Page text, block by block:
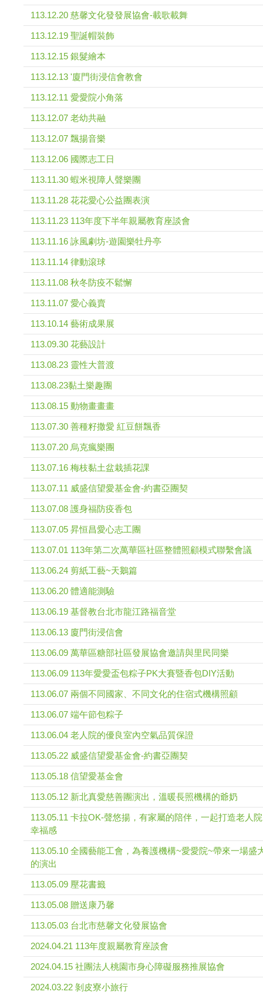
113.12.20 慈馨文化發發展協會-載歌載舞
113.12.19 聖誕帽裝飾
113.12.15 銀髮繪本
113.12.13 '廈門街浸信會教會
113.12.11 愛愛院小角落
113.12.07 老幼共融
113.12.07 飄揚音樂
113.12.06 國際志工日
113.11.30 蝦米視障人聲樂團
113.11.28 花花愛心公益團表演
113.11.23 113年度下半年親屬教育座談會
113.11.16 詠風劇坊-遊園樂牡丹亭
113.11.14 律動滾球
113.11.08 秋冬防疫不鬆懈
113.11.07 愛心義賣
113.10.14 藝術成果展
113.09.30 花藝設計
113.08.23 靈性大普渡
113.08.23黏土樂趣團
113.08.15 動物畫畫畫
113.07.30 善種籽撒愛 紅豆餅飄香
113.07.20 烏克瘋樂團
113.07.16 梅枝黏土盆栽插花課
113.07.11 威盛信望愛基金會-約書亞團契
113.07.08 護身福防疫香包
113.07.05 昇恒昌愛心志工團
113.07.01 113年第二次萬華區社區整體照顧模式聯繫會議
113.06.24 剪紙工藝~天鵝篇
113.06.20 體適能測驗
113.06.19 基督教台北市龍江路福音堂
113.06.13 廈門街浸信會
113.06.09 萬華區糖部社區發展協會邀請與里民同樂
113.06.09 113年愛愛盃包粽子PK大賽暨香包DIY活動
113.06.07 兩個不同國家、不同文化的住宿式機構照顧
113.06.07 端午節包粽子
113.06.04 老人院的優良室內空氣品質保證
113.05.22 威盛信望愛基金會-約書亞團契
113.05.18 信望愛基金會
113.05.12 新北真愛慈善團演出，溫暖長照機構的爺奶
113.05.11 卡拉OK-聲悠揚，有家屬的陪伴，一起打造老人
幸福感
113.05.10 全國藝能工會，為養護機構~愛愛院~帶來一場盛
的演出
113.05.09 壓花書籤
113.05.08 贈送康乃馨
113.05.03 台北市慈馨文化發展協會
2024.04.21 113年度親屬教育座談會
2024.04.15 社團法人桃園市身心障礙服務推展協會
2024.03.22 剝皮寮小旅行